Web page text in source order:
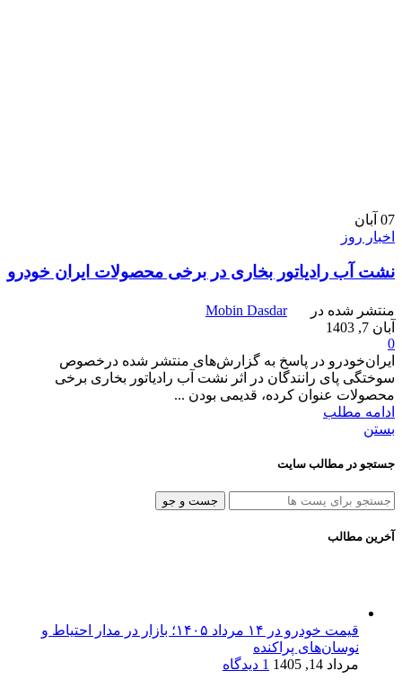
07 آبان
اخبار روز
نشت آب رادیاتور بخاری در برخی محصولات ایران خودرو
منتشر شده در
Mobin Dasdar
آبان 7, 1403
0
ایران‌خودرو در پاسخ به گزارش‌های منتشر شده درخصوص
سوختگی پای رانندگان در اثر نشت آب رادیاتور بخاری برخی
محصولات عنوان کرده، قدیمی بودن ...
ادامه مطلب
بستن
جستجو در مطالب سایت
جست و جو
آخرین مطالب
قیمت خودرو در ۱۴ مرداد ۱۴۰۵؛ بازار در مدار احتیاط و
نوسان‌های پراکنده
مرداد 14, 1405
1 دیدگاه